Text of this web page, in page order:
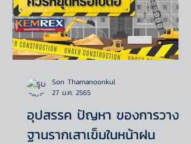
อุปสรรค ปัญหา ของการวาง
ฐานรากเสาเข็มในหน้าฝน
Son Thamanoonkul
27 ม.ค. 2565